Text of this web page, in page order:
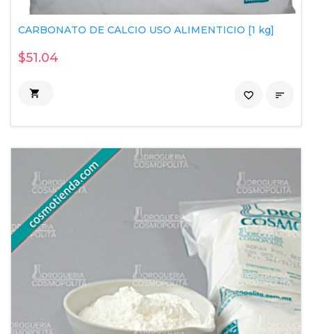
CARBONATO DE CALCIO USO ALIMENTICIO [1 kg]
$51.04
 
favorite_border